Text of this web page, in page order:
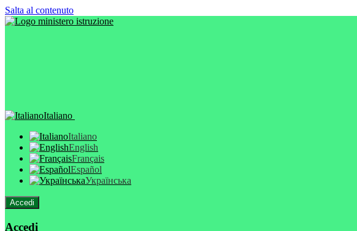
Salta al contenuto
Italiano
Italiano
English
Français
Español
Українська
Accedi
Accedi